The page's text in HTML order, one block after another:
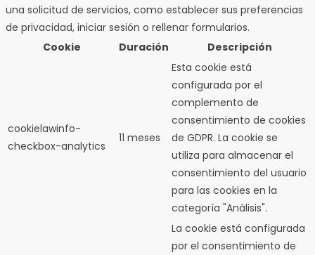
una solicitud de servicios, como establecer sus preferencias
de privacidad, iniciar sesión o rellenar formularios.
Cookie
Duración Descripción
cookielawinfo-
checkbox-analytics
11 meses
Esta cookie está
configurada por el
complemento de
consentimiento de cookies
de GDPR. La cookie se
utiliza para almacenar el
consentimiento del usuario
para las cookies en la
categoría "Análisis".
La cookie está configurada
por el consentimiento de